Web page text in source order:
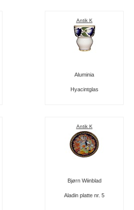
Antik K
Aluminia
Hyacintglas
Antik K
Bjørn Wiinblad
Aladin platte nr. 5